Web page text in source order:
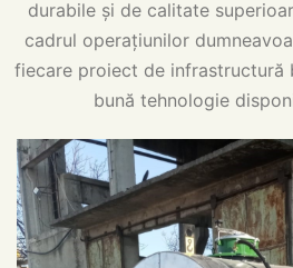
durabile și de calitate
cadrul operațiunilor
fiecare proiect de infrastructură
bună tehnologie